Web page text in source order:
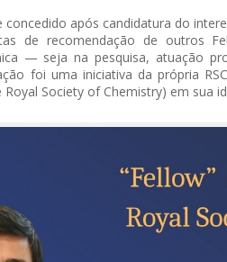
após candidatura do
de recomendação de outros
— seja na pesquisa, atuação
foi uma iniciativa da própria
Royal Society of Chemistry) em sua
Sustainable Energy
Assessments